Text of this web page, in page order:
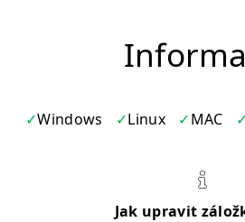
Windows Linux MAC
Jak upravit